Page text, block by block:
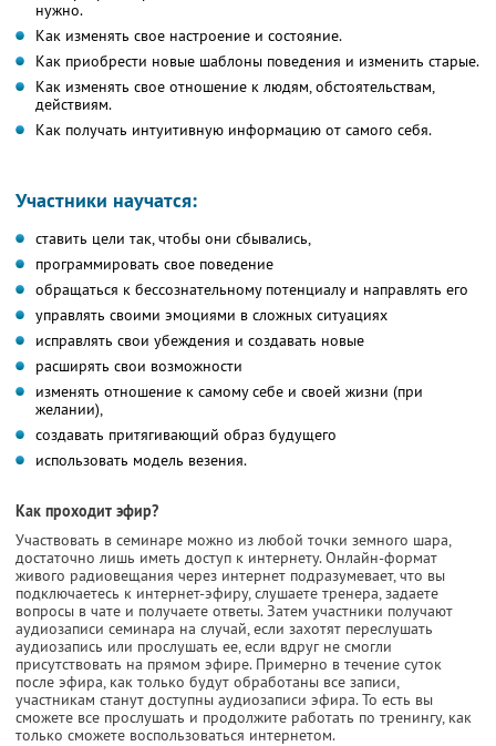
нужно.
Как изменять свое настроение и состояние.
Как приобрести новые шаблоны поведения и изменить старые.
Как изменять свое отношение к людям, обстоятельствам,
действиям.
Как получать интуитивную информацию от самого себя.
Участники научатся:
ставить цели так, чтобы они сбывались,
программировать свое поведение
обращаться к бессознательному потенциалу и направлять его
управлять своими эмоциями в сложных ситуациях
исправлять свои убеждения и создавать новые
расширять свои возможности
изменять отношение к самому себе и своей жизни (при
желании),
создавать притягивающий образ будущего
использовать модель везения.
Как проходит эфир?
Участвовать в семинаре можно из любой точки земного шара,
достаточно лишь иметь доступ к интернету. Онлайн-формат
живого радиовещания через интернет подразумевает, что вы
подключаетесь к интернет-эфиру, слушаете тренера, задаете
вопросы в чате и получаете ответы. Затем участники получают
аудиозаписи семинара на случай, если захотят переслушать
аудиозапись или прослушать ее, если вдруг не смогли
присутствовать на прямом эфире. Примерно в течение суток
после эфира, как только будут обработаны все записи,
участникам станут доступны аудиозаписи эфира. То есть вы
сможете все прослушать и продолжите работать по тренингу, как
только сможете воспользоваться интернетом.